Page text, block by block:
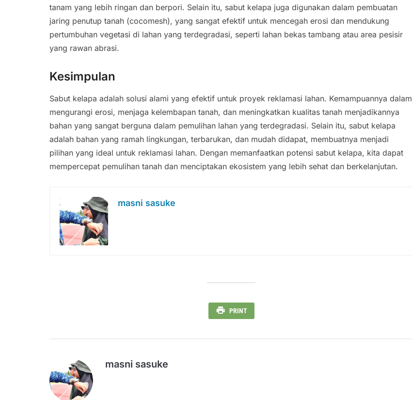
tanam yang lebih ringan dan berpori. Selain itu, sabut kelapa juga digunakan dalam pembuatan
jaring penutup tanah (cocomesh), yang sangat efektif untuk mencegah erosi dan mendukung
pertumbuhan vegetasi di lahan yang terdegradasi, seperti lahan bekas tambang atau area pesisir
yang rawan abrasi.
Kesimpulan
Sabut kelapa adalah solusi alami yang efektif untuk proyek reklamasi lahan. Kemampuannya dalam
mengurangi erosi, menjaga kelembapan tanah, dan meningkatkan kualitas tanah menjadikannya
bahan yang sangat berguna dalam pemulihan lahan yang terdegradasi. Selain itu, sabut kelapa
adalah bahan yang ramah lingkungan, terbarukan, dan mudah didapat, membuatnya menjadi
pilihan yang ideal untuk reklamasi lahan. Dengan memanfaatkan potensi sabut kelapa, kita dapat
mempercepat pemulihan tanah dan menciptakan ekosistem yang lebih sehat dan berkelanjutan.
masni sasuke
PRINT
masni sasuke